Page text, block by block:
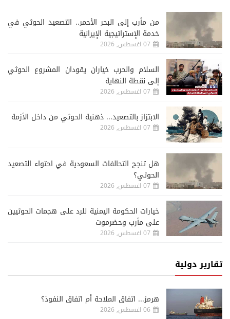
من مأرب إلى البحر الأحمر.. التصعيد الحوثي في
خدمة الإستراتيجية الإيرانية
07 اغسطس, 2026
السلام والحرب خياران يقودان المشروع الحوثي
إلى نقطة النهاية
07 اغسطس, 2026
الابتزاز بالتصعيد... ذهنية الحوثي من داخل الأزمة
07 اغسطس, 2026
هل تنجح التحالفات السعودية في احتواء التصعيد
الحوثي؟
07 اغسطس, 2026
خيارات الحكومة اليمنية للرد على هجمات الحوثيين
على مأرب وحضرموت
07 اغسطس, 2026
تقارير دولية
هرمز... اتفاق الملاحة أم اتفاق النفوذ؟
06 اغسطس, 2026